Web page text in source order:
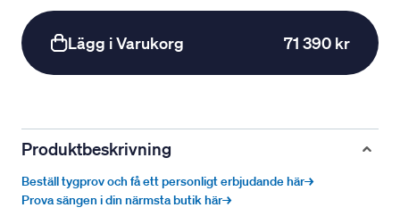
Lägg i Varukorg 71 390 kr
Produktbeskrivning
Beställ tygprov och få ett personligt erbjudande här→
Prova sängen i din närmsta butik här→